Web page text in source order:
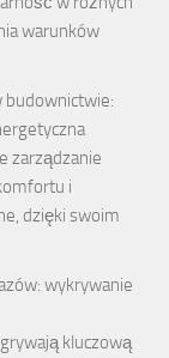
warunków
budownictwie:
zarządzanie
i
dzięki swoim
wykrywanie
kluczową